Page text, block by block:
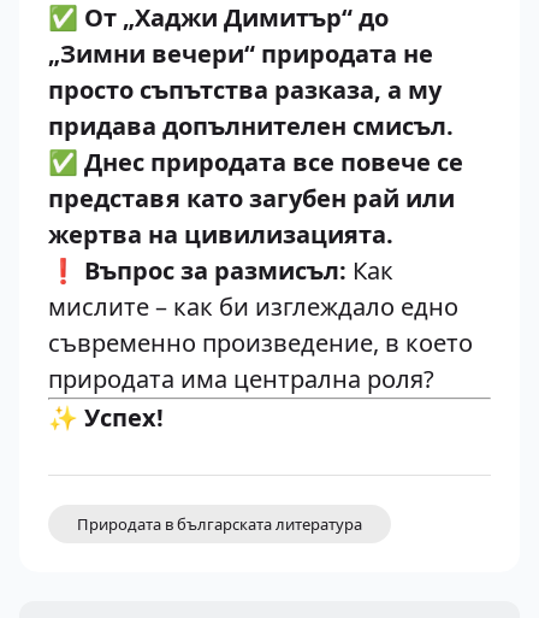
✅ От „Хаджи Димитър“ до
„Зимни вечери“ природата не
просто съпътства разказа, а му
придава допълнителен смисъл.
✅ Днес природата все повече се
представя като загубен рай или
жертва на цивилизацията.
❗ Въпрос за размисъл: Как
мислите – как би изглеждало едно
съвременно произведение, в което
природата има централна роля?
✨ Успех!
Природата в българската литература